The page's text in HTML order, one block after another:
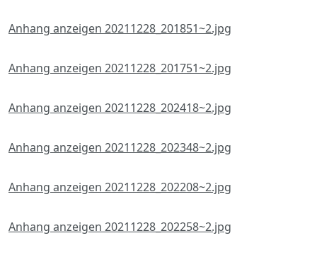
Anhang anzeigen 20211228_201851~2.jpg
Anhang anzeigen 20211228_201751~2.jpg
Anhang anzeigen 20211228_202418~2.jpg
Anhang anzeigen 20211228_202348~2.jpg
Anhang anzeigen 20211228_202208~2.jpg
Anhang anzeigen 20211228_202258~2.jpg